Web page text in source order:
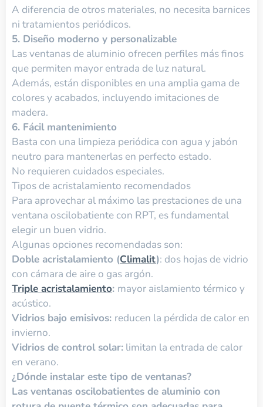
A diferencia de otros materiales, no necesita barnices
ni tratamientos periódicos.
5. Diseño moderno y personalizable
Las ventanas de aluminio ofrecen perfiles más finos
que permiten mayor entrada de luz natural.
Además, están disponibles en una amplia gama de
colores y acabados, incluyendo imitaciones de
madera.
6. Fácil mantenimiento
Basta con una limpieza periódica con agua y jabón
neutro para mantenerlas en perfecto estado.
No requieren cuidados especiales.
Tipos de acristalamiento recomendados
Para aprovechar al máximo las prestaciones de una
ventana oscilobatiente con RPT, es fundamental
elegir un buen vidrio.
Algunas opciones recomendadas son:
Doble acristalamiento (Climalit): dos hojas de vidrio
con cámara de aire o gas argón.
Triple acristalamiento: mayor aislamiento térmico y
acústico.
Vidrios bajo emisivos: reducen la pérdida de calor en
invierno.
Vidrios de control solar: limitan la entrada de calor
en verano.
¿Dónde instalar este tipo de ventanas?
Las ventanas oscilobatientes de aluminio con